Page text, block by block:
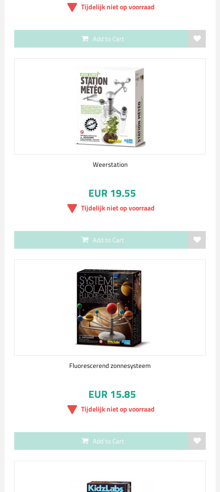
Tijdelijk niet op voorraad
Add to Cart
Weerstation
EUR 19.55
Tijdelijk niet op voorraad
Add to Cart
Fluorescerend zonnesysteem
EUR 15.85
Tijdelijk niet op voorraad
Add to Cart